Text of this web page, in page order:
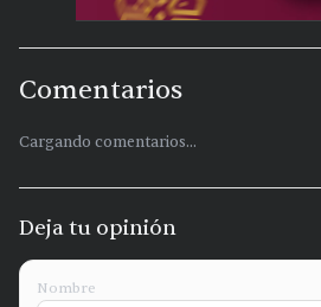
Comentarios
Cargando comentarios...
Deja tu opinión
Nombre